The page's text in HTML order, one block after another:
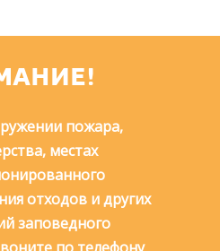
пожара,
местах
отходов и других
заповедного